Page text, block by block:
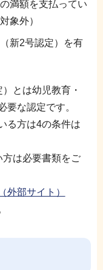
満額を支払ってい
象外）
新2号認定）を有
とは幼児教育・
要な認定です。
る方は4の条件は
は必要書類をご
外部サイト）